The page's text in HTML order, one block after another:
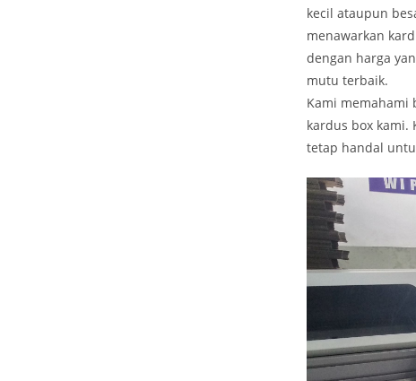
kecil ataupun
menawarkan
dengan harga
mutu terbaik.
Kami
kardus box
tetap handal